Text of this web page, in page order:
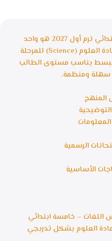
كتاب بوني ساينس خامسة ابتدائي ترم أول 2027 هو واحد
من أقوى الكتب الخارجية في مادة العلوم (Science) للمرحلة
مبسط يناسب مستوى الطالب
سهلة ومنظمة.
الرسمية
الأساسية
اللغات – خامسة ابتدائي
العلوم بشكل تدريجي